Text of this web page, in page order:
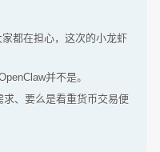
都在担心，这次的小龙虾
并不是。
、要么是看重货币交易便